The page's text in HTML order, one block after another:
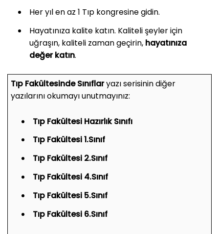
Her yıl en az 1 Tıp kongresine gidin.
Hayatınıza kalite katın. Kaliteli şeyler için
uğraşın, kaliteli zaman geçirin, hayatınıza
değer katın.
Tıp Fakültesinde Sınıflaryazı serisinin diğer
yazılarını okumayı unutmayınız:
Tıp Fakültesi Hazırlık Sınıfı
Tıp Fakültesi 1.Sınıf
Tıp Fakültesi 2.Sınıf
Tıp Fakültesi 4.Sınıf
Tıp Fakültesi 5.Sınıf
Tıp Fakültesi 6.Sınıf